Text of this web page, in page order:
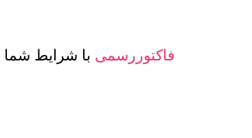
فاکتوررسمی با شرایط شما